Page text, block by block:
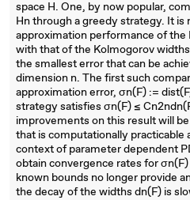
space H. One, by now popular,
Hn through a greedy strategy. It is
approximation performance of
with that of the Kolmogorov
the smallest error that can be
dimension n. The first such
approximation error, σn(F) :=
strategy satisfies σn(F) ≤
improvements on this result will
that is computationally practicable
context of parameter dependent
obtain convergence rates for
known bounds no longer provide
the decay of the widths dn(F) is